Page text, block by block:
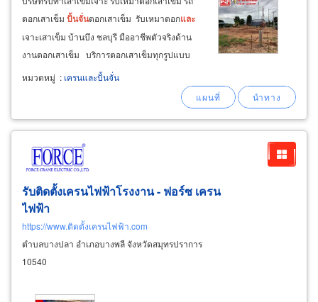
ตอกเสาเข็ม ปั้นจั่นตอกเสาเข็ม รับเหมาตอกและ
เจาะเสาเข็ม บ้านบึง ชลบุรี มืออาชีพตัวจริงด้าน
งานตอกเสาเข็ม บริการตอกเสาเข็มทุกรูปแบบ
ปั้นจั่น
ตอกเสาเข็ม ตั้งแต่ขนาด 12 ซม. ถึง
หมวดหมู่ : เครนและปั้นจั่น
รับติดตั้งเครนไฟฟ้าโรงงาน - ฟอร์ซ เครน
ไฟฟ้า
https://www.ติดตั้งเครนไฟฟ้า.com
ตำบลบางปลา อำเภอบางพลี จังหวัดสมุทรปราการ
10540